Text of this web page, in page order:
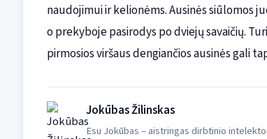
naudojimui ir kelionėms. Ausinės siūlomos
o prekyboje pasirodys po dviejų savaičių.
pirmosios viršaus dengiančios ausinės gali
Jokūbas Žilinskas
Esu Jokūbas – aistringas dirbtinio